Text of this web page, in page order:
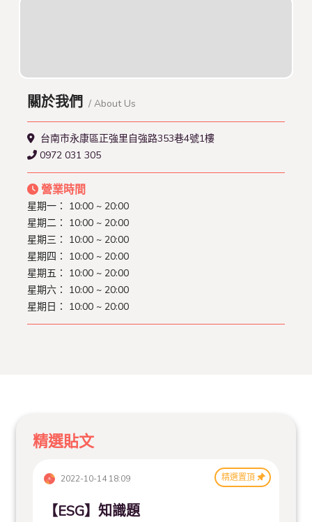
關於我們 / About Us
台南市永康區正強里自強路353巷4號1樓
0972 031 305
營業時間
星期一： 10:00 ~ 20:00
星期二： 10:00 ~ 20:00
星期三： 10:00 ~ 20:00
星期四： 10:00 ~ 20:00
星期五： 10:00 ~ 20:00
星期六： 10:00 ~ 20:00
星期日： 10:00 ~ 20:00
精選貼文
2022-10-14 18:09 精選置頂
【ESG】知識題